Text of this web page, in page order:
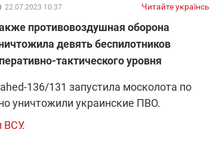
22.07.2023 10:37 Читайте
противовоздушная оборона
девять беспилотников
тактического уровня
136/131 запустила москолота по
уничтожили украинские ПВО.
ВСУ.
"ПЛЕНКИ МИНДИЧА": ДЕЛО О